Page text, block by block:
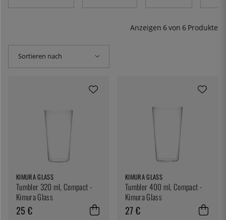
Anzeigen 6von 6 Produkte
Sortieren nach
KIMURA GLASS
Tumbler 320 ml, Compact -
Kimura Glass
25 €
KIMURA GLASS
Tumbler 400 ml, Compact -
Kimura Glass
27 €